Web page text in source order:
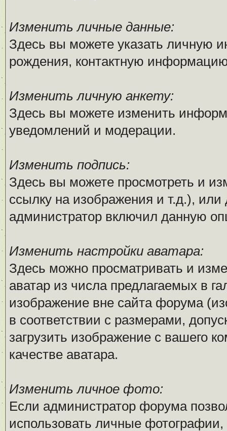
Изменить личные данные:
Здесь вы можете указать личную
рождения, контактную
Изменить личную анкету:
Здесь вы можете изменить
уведомлений и модерации.
Изменить подпись:
Здесь вы можете просмотреть и
ссылку на изображения и т.д.),
администратор включил данную
Изменить настройки аватара:
Здесь можно просматривать и
аватар из числа предлагаемых в
изображение вне сайта форума
в соответствии с размерами,
загрузить изображение с вашего
качестве аватара.
Изменить личное фото:
Если администратор форума
использовать личные